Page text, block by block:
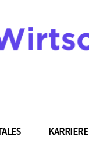
KARRIERE